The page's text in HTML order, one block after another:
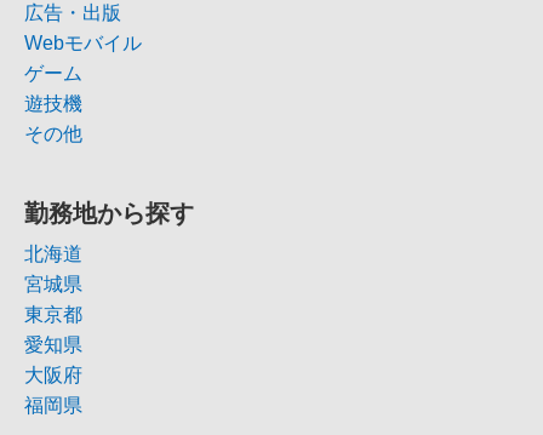
広告・出版
Webモバイル
ゲーム
遊技機
その他
勤務地から探す
北海道
宮城県
東京都
愛知県
大阪府
福岡県